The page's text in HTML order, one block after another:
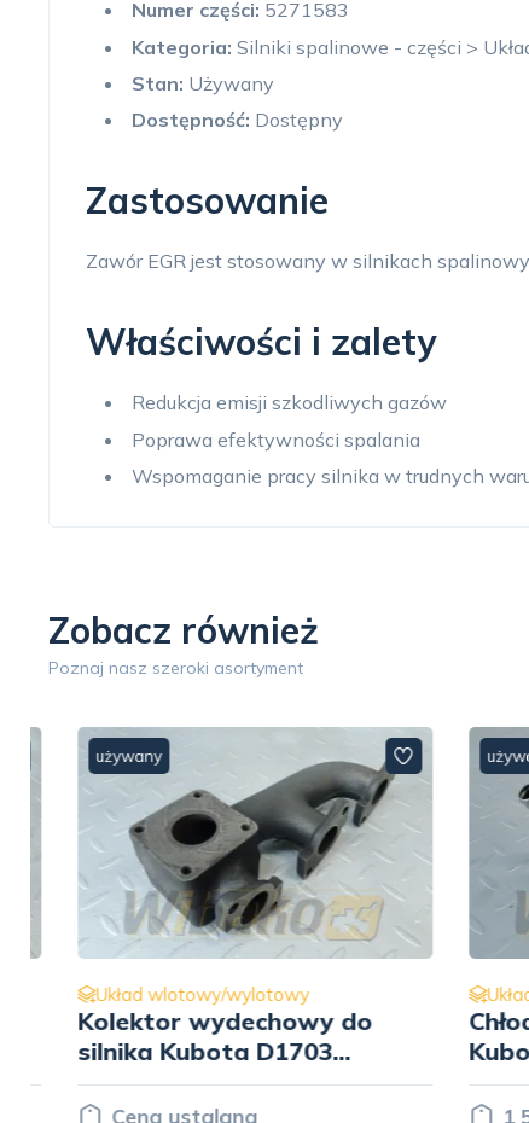
Numer części: 5271583
Kategoria: Silniki spalinowe - części >
Stan: Używany
Dostępność: Dostępny
Zastosowanie
Zawór EGR jest stosowany w silnikach
Właściwości i zalety
Redukcja emisji szkodliwych gazów
Poprawa efektywności spalania
Wspomaganie pracy silnika w trudnych
Zobacz również
Poznaj nasz szeroki asortyment
używany
Układ wlotowy/wylotowy
Kolektor wydechowy do
silnika Kubota D1703
17325-12312
Cena ustalana
używany
Układ
71410
1